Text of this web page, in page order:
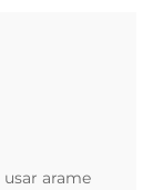
arame